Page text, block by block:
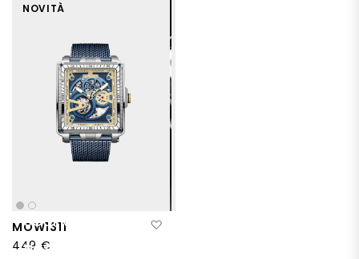
NOVITÀ
MOW1311
449 €
SCOPRITE
I
NOSTRI